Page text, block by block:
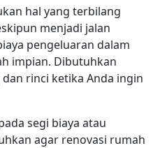
hal yang terbilang
menjadi jalan
pengeluaran dalam
impian. Dibutuhkan
rinci ketika Anda ingin
segi biaya atau
agar renovasi rumah